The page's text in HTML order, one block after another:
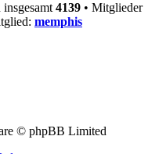
insgesamt 4139 • Mitglieder
memphis
© phpBB Limited